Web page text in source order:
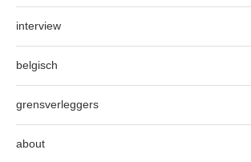
interview
belgisch
grensverleggers
about